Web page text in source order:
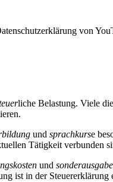
von
liche Belastung. Viele
und sprachkurse
Tätigkeit verbunden
und sonderausgabe
ist in der Steuererklärung